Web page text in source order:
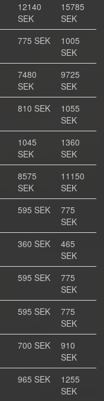
12140
SEK
15785
SEK
775 SEK
1005
SEK
7480
SEK
9725
SEK
810 SEK
1055
SEK
1045
SEK
1360
SEK
8575
SEK
11150
SEK
595 SEK
775
SEK
360 SEK
465
SEK
595 SEK
775
SEK
595 SEK
775
SEK
700 SEK
910
SEK
965 SEK
1255
SEK